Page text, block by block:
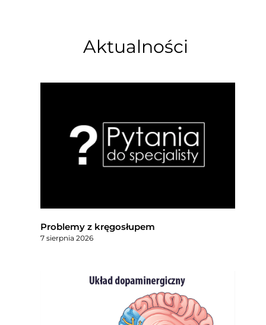
Aktualności
Problemy z kręgosłupem
7 sierpnia 2026